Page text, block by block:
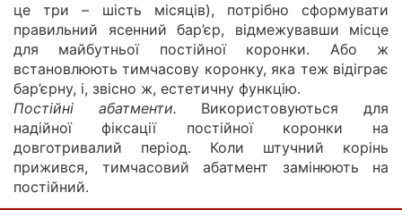
це три – шість місяців), потрібно сформувати
правильний ясенний бар’єр, відмежувавши місце
для майбутньої постійної коронки. Або ж
встановлюють тимчасову коронку, яка теж відіграє
бар’єрну, і, звісно ж, естетичну функцію.
Постійні абатменти. Використовуються для
надійної фіксації постійної коронки на
довготривалий період. Коли штучний корінь
прижився, тимчасовий абатмент замінюють на
постійний.